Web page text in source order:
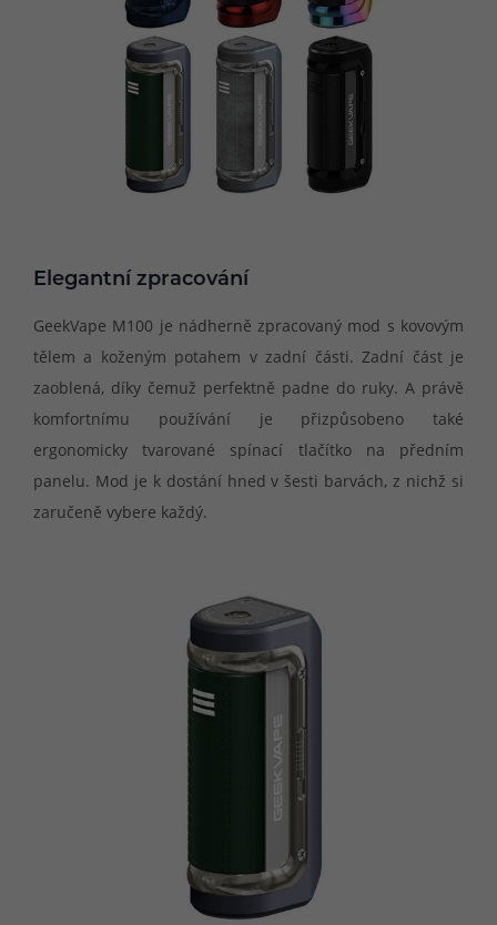
Elegantní zpracování
GeekVape M100 je nádherně zpracovaný mod s kovovým
tělem a koženým potahem v zadní části. Zadní část je
zaoblená, díky čemuž perfektně padne do ruky. A právě
komfortnímu používání je přizpůsobeno také
ergonomicky tvarované spínací tlačítko na předním
panelu. Mod je k dostání hned v šesti barvách, z nichž si
zaručeně vybere každý.